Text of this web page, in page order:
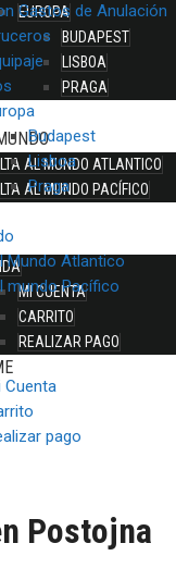
EUROPA
BUDAPEST
LISBOA
PRAGA
AL MUNDO ATLANTICO
AL MUNDO PACÍFICO
MI CUENTA
CARRITO
REALIZAR PAGO
Gastos de Anulación
Budapest
Lisboa
Praga
Mundo Atlantico
mundo Pacífico
Cuenta
pago
Postojna